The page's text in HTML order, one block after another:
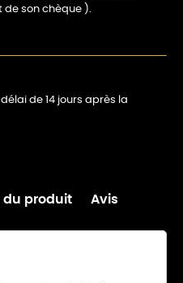
son chèque ).
de 14 jours après la
du produit Avis